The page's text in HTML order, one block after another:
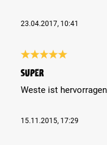
23.04.2017, 10:41
Super
Weste ist
15.11.2015, 17:29